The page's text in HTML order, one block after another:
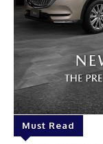
Must Read